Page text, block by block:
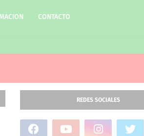
CONTACTO
REDES SOCIALES